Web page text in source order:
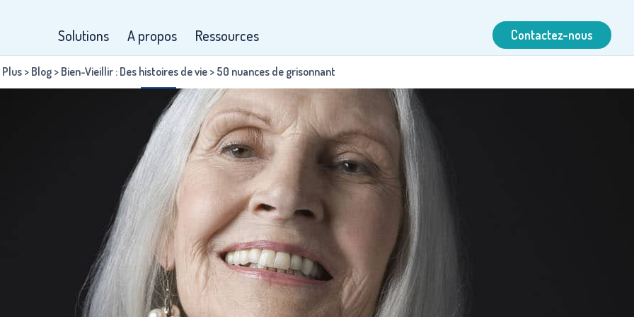
Contactez-nous
Solutions A propos Ressources
> Blog> Bien-Vieillir : Des histoires de vie> 50 nuances de grisonnant